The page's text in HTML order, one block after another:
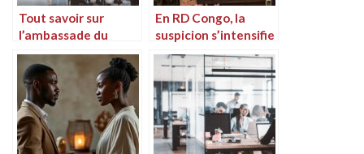
Tout savoir sur
l’ambassade du
Congo Brazzaville à
Paris
En RD Congo, la
suspicion s’intensifie
envers l’Ouganda et
son déploiement
militaire